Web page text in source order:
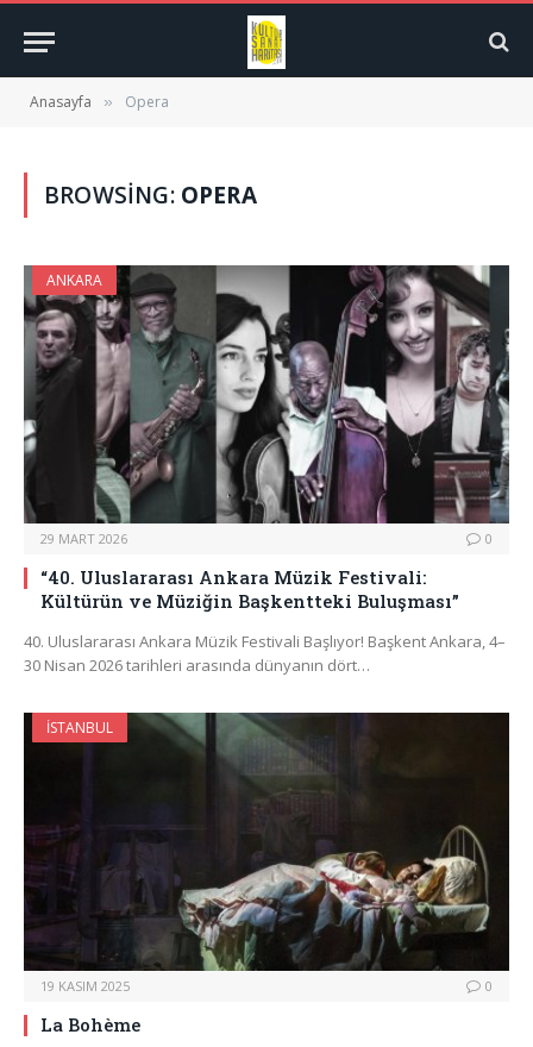
Anasayfa » Opera
BROWSING: OPERA
ANKARA
29 MART 2026 0
“40. Uluslararası Ankara Müzik Festivali:
Kültürün ve Müziğin Başkentteki Buluşması”
40. Uluslararası Ankara Müzik Festivali Başlıyor! Başkent Ankara, 4–
30 Nisan 2026 tarihleri arasında dünyanın dört…
İSTANBUL
19 KASIM 2025 0
La Bohème